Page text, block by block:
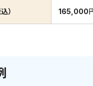
） 165,000